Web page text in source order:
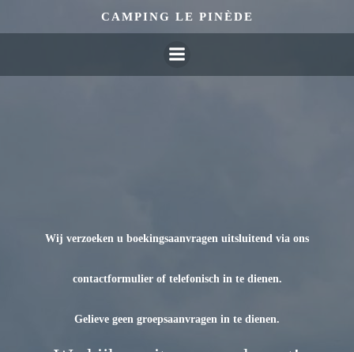
Overslaan
inhoud
CAMPING LE PINÈDE
Wij verzoeken u boekingsaanvragen uitsluitend via ons
contactformulier of telefonisch in te dienen.
Gelieve geen groepsaanvragen in te dienen.